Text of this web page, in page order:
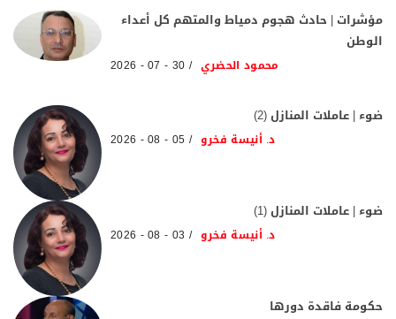
مؤشرات | حادث هجوم دمياط والمتهم كل أعداء
الوطن
محمود الحضري 30 - 07 - 2026
ضوء | عاملات المنازل (2)
د. أنيسة فخرو 05 - 08 - 2026
ضوء | عاملات المنازل (1)
د. أنيسة فخرو 03 - 08 - 2026
حكومة فاقدة دورها